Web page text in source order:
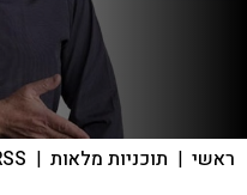
ראשי | תוכניות מלאות |